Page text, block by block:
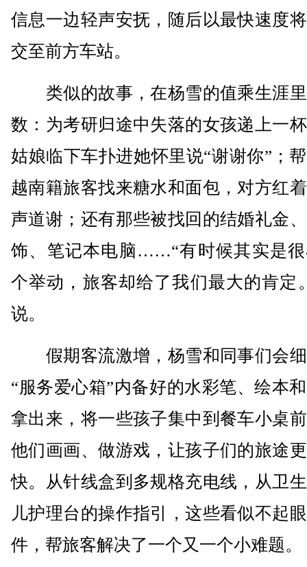
信息一边轻声安抚，随后以最快速度
交至前方车站。
类似的故事，在杨雪的值乘生涯
数：为考研归途中失落的女孩递上一
姑娘临下车扑进她怀里说“谢谢你”；
越南籍旅客找来糖水和面包，对方红
声道谢；还有那些被找回的结婚礼金
饰、笔记本电脑……“有时候其实是
个举动，旅客却给了我们最大的肯定
说。
假期客流激增，杨雪和同事们会
“服务爱心箱”内备好的水彩笔、绘本
拿出来，将一些孩子集中到餐车小桌
他们画画、做游戏，让孩子们的旅途
快。从针线盒到多规格充电线，从卫
儿护理台的操作指引，这些看似不起
件，帮旅客解决了一个又一个小难题。